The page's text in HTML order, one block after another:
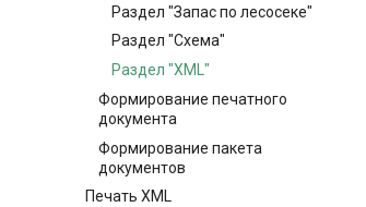
Раздел "Запас по лесосеке"
Раздел "Схема"
Раздел "XML"
Формирование печатного
документа
Формирование пакета
документов
Печать XML